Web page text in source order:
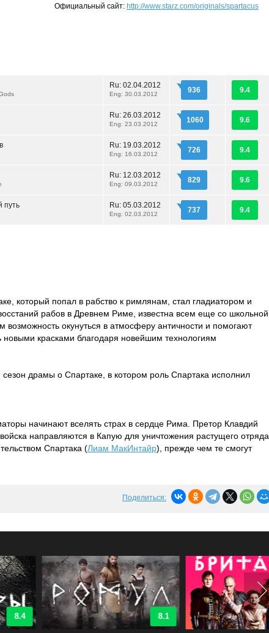
Официальный сайт: http://www.starz.com/originals/spartacus
Ru: 02.04.2012
Eng: 30.03.2012 936 9.4
Ru: 26.03.2012
Eng: 23.03.2012 1060 9.6
Ru: 19.03.2012
Eng: 16.03.2012 726 9.4
Ru: 12.03.2012
Eng: 09.03.2012 829 9.6
путь Ru: 05.03.2012
Eng: 02.03.2012 737 9.4
который попал в рабство к римлянам, стал гладиатором и
рабов в Древнем Риме, известна всем еще со школьной
окунуться в атмосферу античности и помогают
новыми красками благодаря новейшим технологиям
драмы о Спартаке, в котором роль Спартака исполнил
начинают вселять страх в сердце Рима. Претор Клавдий
направляются в Капую для уничтожения растущего отряда
Спартака (Лиам МакИнтайр), прежде чем те смогут
Поделиться:
8.1 8.3